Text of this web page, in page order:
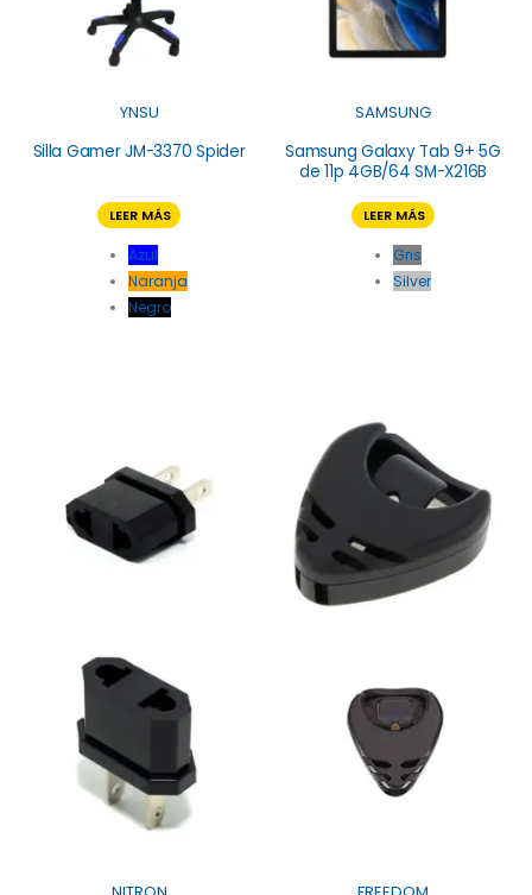
YNSU
Silla Gamer JM-3370 Spider
LEER MÁS
Azul
Naranja
Negro
SAMSUNG
Samsung Galaxy Tab 9+ 5G
de 11p 4GB/64 SM-X216B
LEER MÁS
Gris
Silver